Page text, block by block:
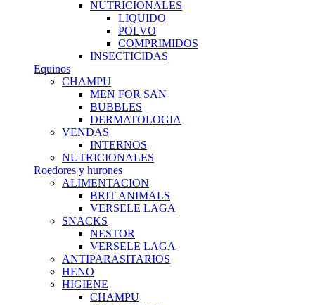
NUTRICIONALES
LIQUIDO
POLVO
COMPRIMIDOS
INSECTICIDAS
Equinos
CHAMPU
MEN FOR SAN
BUBBLES
DERMATOLOGIA
VENDAS
INTERNOS
NUTRICIONALES
Roedores y hurones
ALIMENTACION
BRIT ANIMALS
VERSELE LAGA
SNACKS
NESTOR
VERSELE LAGA
ANTIPARASITARIOS
HENO
HIGIENE
CHAMPU